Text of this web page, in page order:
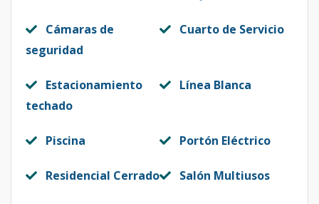
Cámaras de
seguridad
Cuarto de Servicio
Estacionamiento
techado
Línea Blanca
Piscina Portón Eléctrico
Residencial Cerrado Salón Multiusos